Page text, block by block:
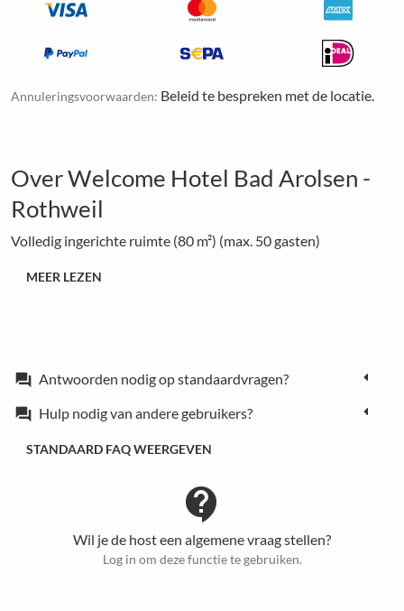
Annuleringsvoorwaarden: Beleid te bespreken met de locatie.
Over Welcome Hotel Bad Arolsen -
Rothweil
Volledig ingerichte ruimte (80 m²) (max. 50 gasten)
MEER LEZEN
forum Antwoorden nodig op standaardvragen?
forum Hulp nodig van andere gebruikers?
STANDAARD FAQ WEERGEVEN
contact_support
Wil je de host een algemene vraag stellen?
Log in om deze functie te gebruiken.